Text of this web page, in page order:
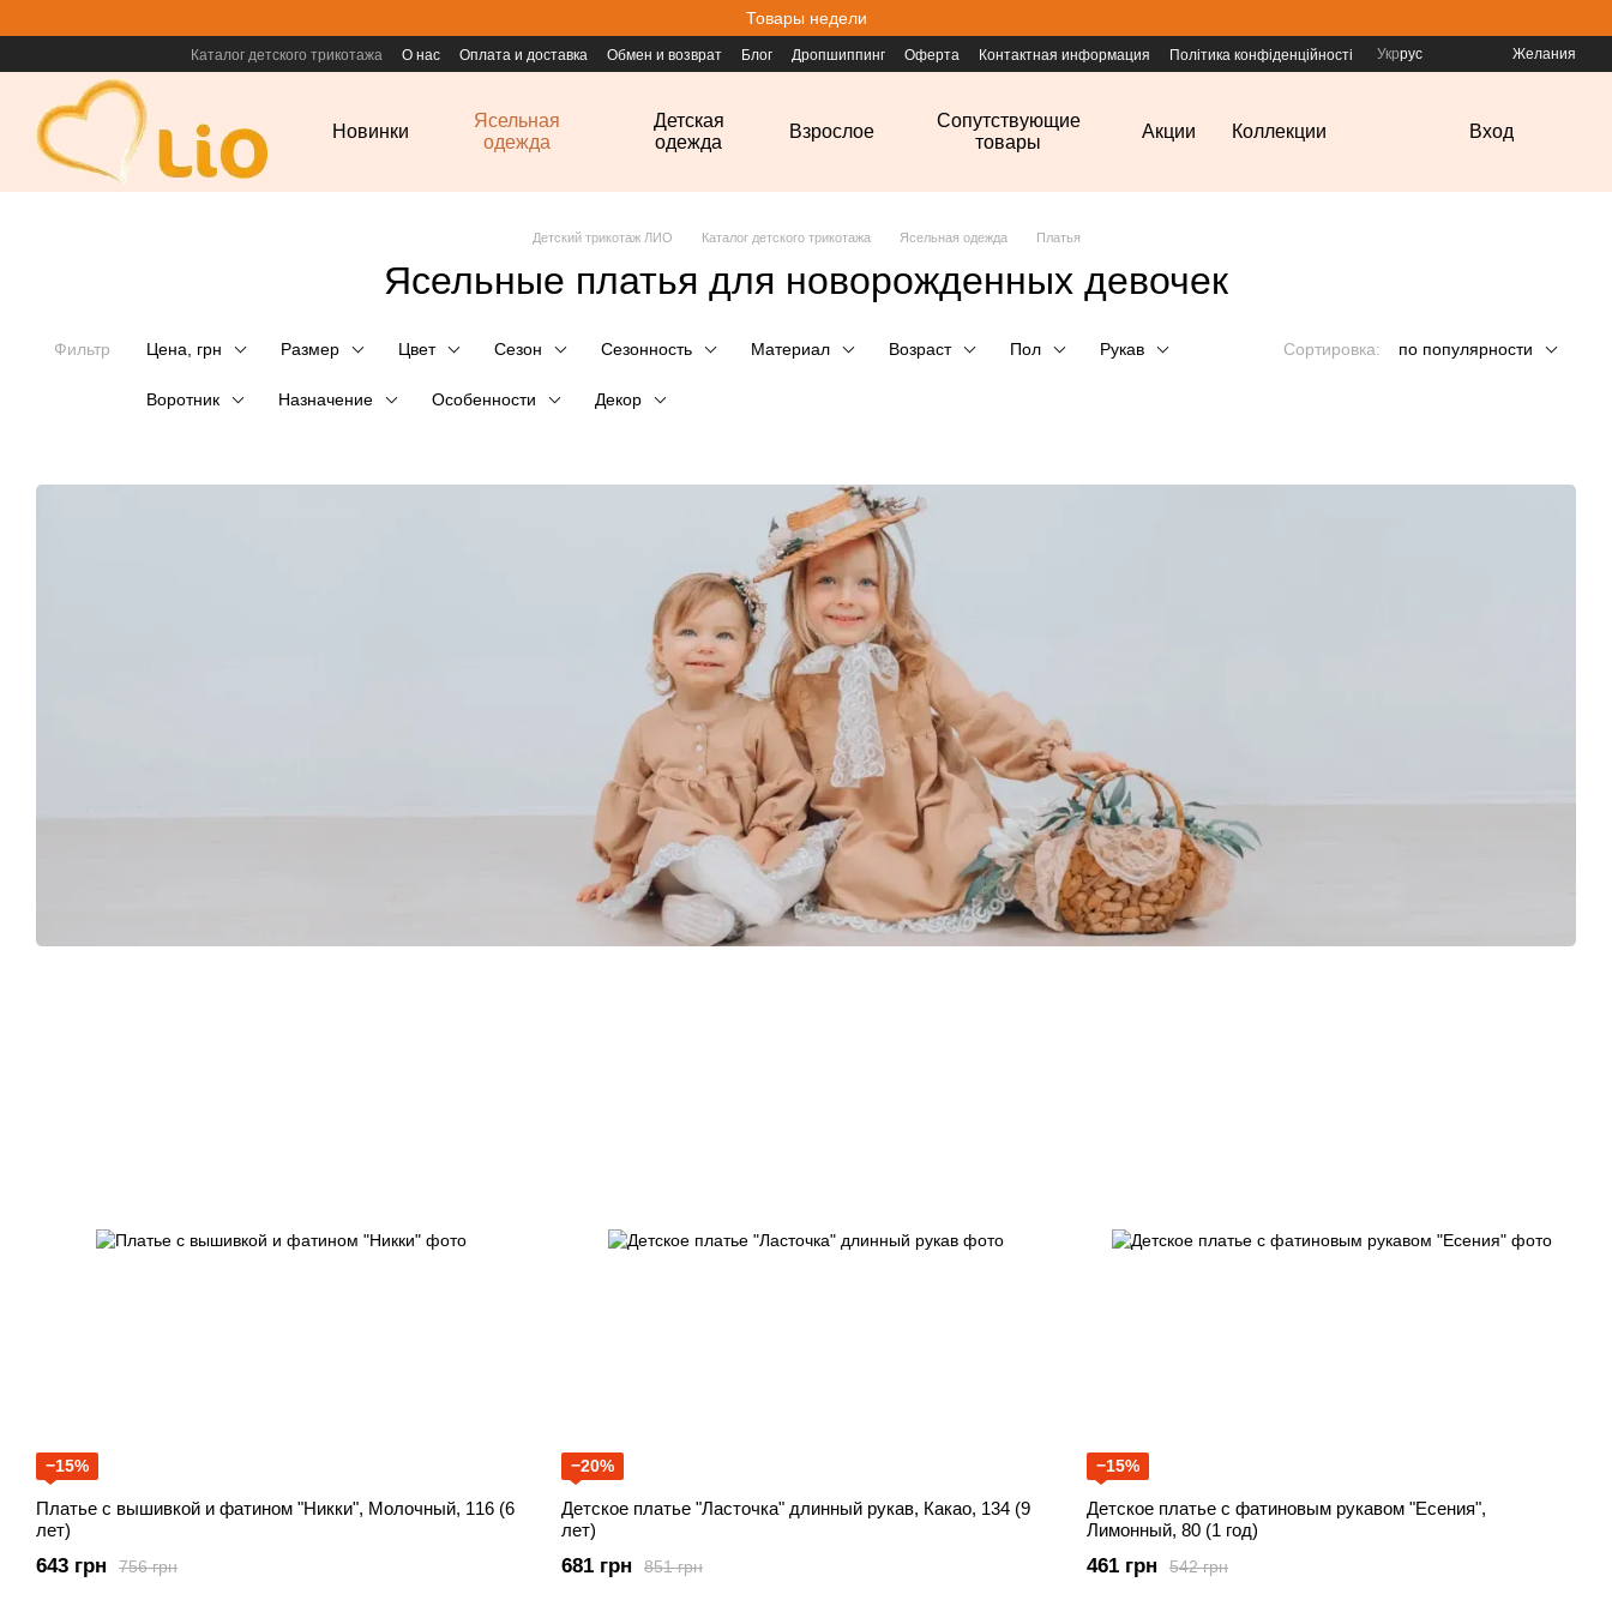
Товары недели
Каталог детского трикотажа О нас Оплата и доставка Обмен и возврат Блог Дропшиппинг Оферта Контактная информация Політика конфіденційності Укррус Желания
Новинки
Ясельная
одежда
Детская
одежда
Взрослое
Сопутствующие
товары
Акции Коллекции Вход
Детский трикотаж ЛИО Каталог детского трикотажа Ясельная одежда Платья
Ясельные платья для новорожденных девочек
Фильтр Цена, грн Размер Цвет Сезон Сезонность Материал Возраст Пол Рукав
Воротник Назначение Особенности Декор
Сортировка: по популярности
−15%
Платье с вышивкой и фатином "Никки", Молочный, 116 (6
лет)
756 грн
643 грн
−20%
Детское платье "Ласточка" длинный рукав, Какао, 134 (9
лет)
851 грн
681 грн
−15%
Детское платье с фатиновым рукавом "Есения",
Лимонный, 80 (1 год)
542 грн
461 грн